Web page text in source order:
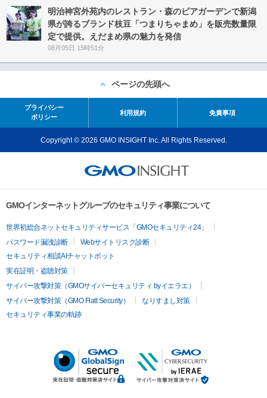
明治神宮外苑内のレストラン・森のビアガーデンで新潟
県が誇るブランド枝豆「つまりちゃまめ」を販売数量限
定で提供。えだまめ県の魅力を発信
08月05日 15時51分
ページの先頭へ
プライバシー
ポリシー
利用規約 免責事項
Copyright © 2026 GMO INSIGHT Inc. All Rights Reserved.
GMOインターネットグループのセキュリティ事業について
世界初総合ネットセキュリティサービス「GMOセキュリティ24」
パスワード漏洩診断
Webサイトリスク診断
セキュリティ相談AIチャットボット
実在証明・盗聴対策
サイバー攻撃対策（GMOサイバーセキュリティ byイエラエ）
サイバー攻撃対策（GMO Flatt Security）
なりすまし対策
セキュリティ事業の軌跡